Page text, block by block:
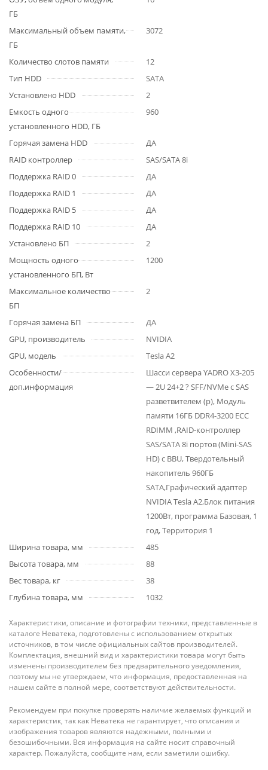
ГБ
Максимальный объем памяти,
ГБ
3072
Количество слотов памяти
12
Тип HDD
SATA
Установлено HDD
2
Емкость одного
установленного HDD, ГБ
960
Горячая замена HDD
ДА
RAID контроллер
SAS/SATA 8i
Поддержка RAID 0
ДА
Поддержка RAID 1
ДА
Поддержка RAID 5
ДА
Поддержка RAID 10
ДА
Установлено БП
2
Мощность одного
установленного БП, Вт
1200
Максимальное количество
БП
2
Горячая замена БП
ДА
GPU, производитель
NVIDIA
GPU, модель
Tesla A2
Особенности/
доп.информация
Шасси сервера YADRO X3-205
— 2U 24+2 ? SFF/NVMe с SAS
разветвителем (р), Модуль
памяти 16ГБ DDR4-3200 ECC
RDIMM ,RAID-контроллер
SAS/SATA 8i портов (Mini-SAS
HD) с BBU, Твердотельный
накопитель 960ГБ
SATA,Графический адаптер
NVIDIA Tesla A2,Блок питания
1200Вт, программа Базовая, 1
год, Территория 1
Ширина товара, мм
485
Высота товара, мм
88
Вес товара, кг
38
Глубина товара, мм
1032
Характеристики, описание и фотографии техники, представленные в
каталоге Неватека, подготовлены с использованием открытых
источников, в том числе официальных сайтов производителей.
Комплектация, внешний вид и характеристики товара могут быть
изменены производителем без предварительного уведомления,
поэтому мы не утверждаем, что информация, предоставленная на
нашем сайте в полной мере, соответствуют действительности.
Рекомендуем при покупке проверять наличие желаемых функций и
характеристик, так как Неватека не гарантирует, что описания и
изображения товаров являются надежными, полными и
безошибочными. Вся информация на сайте носит справочный
характер. Пожалуйста, сообщите нам, если заметили ошибку.